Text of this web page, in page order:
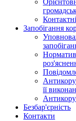
Запобігання
її
Безбар'єрність
Контакти